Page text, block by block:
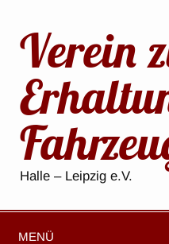
Verein
Halle – Leipzig e.V.
MENÜ